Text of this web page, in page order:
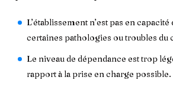
L’établissement n’est pas en capacité
certaines pathologies ou troubles
Le niveau de dépendance est trop
rapport à la prise en charge possible.